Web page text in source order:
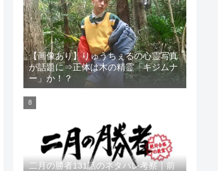
【画像あり】りゅうちぇるの心霊写真
が話題に⇒正体は木の精霊「キジムナ
ー」か！？
二月の勝者131話のネタバレ考察｜前